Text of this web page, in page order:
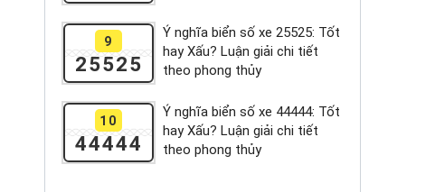
9
25525
Ý nghĩa biển số xe 25525: Tốt
hay Xấu? Luận giải chi tiết
theo phong thủy
10
44444
Ý nghĩa biển số xe 44444: Tốt
hay Xấu? Luận giải chi tiết
theo phong thủy